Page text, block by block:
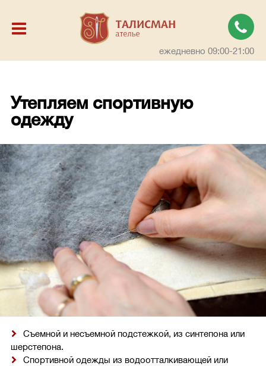
ежедневно 09:00-21:00
Утепляем спортивную
одежду
Съемной и несъемной подстежкой, из синтепона или
шерстепона.
Спортивной одежды из водоотталкивающей или